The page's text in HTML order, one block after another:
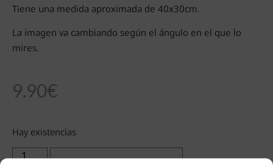
Tiene una medida aproximada de 40x30cm.
La imagen va cambiando según el ángulo en el que lo
mires.
9.90€
Hay existencias